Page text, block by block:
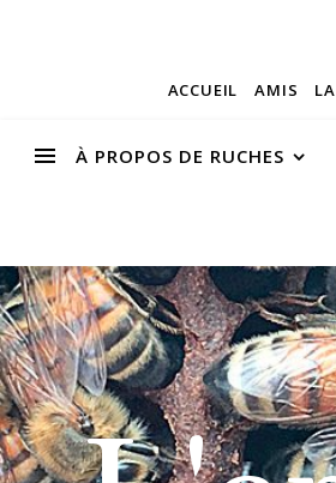
ACCUEIL AMIS
À PROPOS DE RUCHES